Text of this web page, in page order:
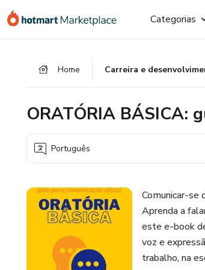
para
para
para
Categorias
Home Carreira e
ORATÓRIA BÁSICA:
Português
Comunicar-se
Aprenda a
este e-book
voz e
trabalho, na